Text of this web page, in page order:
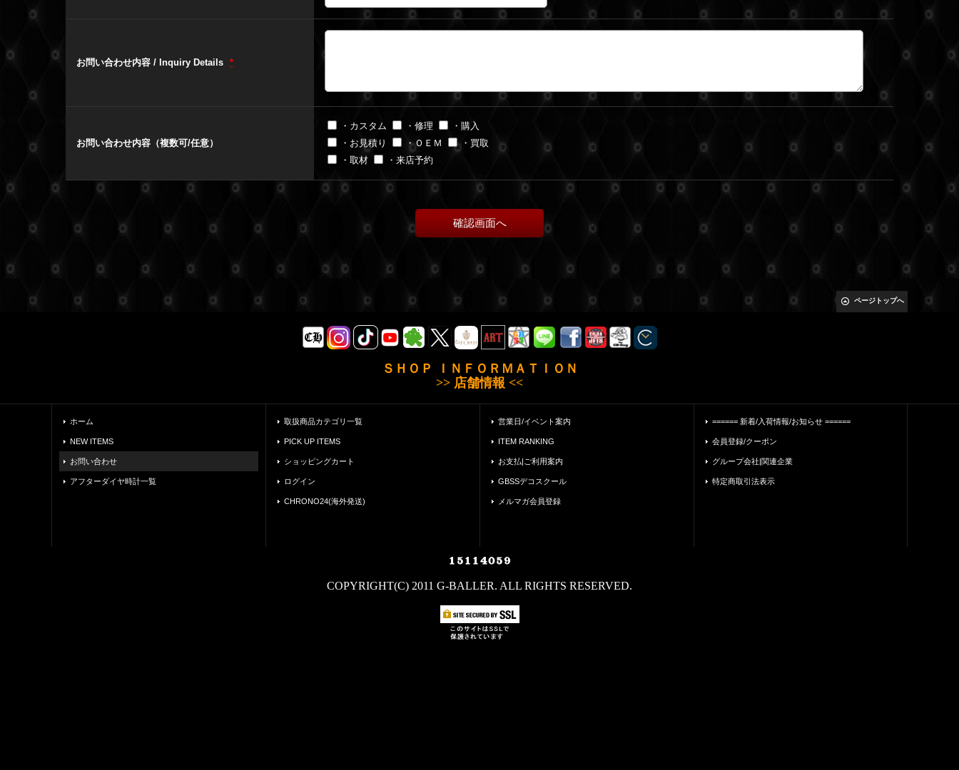
お問い合わせ内容 / Inquiry Details *
お問い合わせ内容（複数可/任意）
・カスタム ・修理
・購入
・お見積り
・ＯＥＭ
・買取
・取材
・来店予約
ページトップへ
ＳＨＯＰ ＩＮＦＯＲＭＡＴＩＯＮ
>> 店舗情報 <<
ホーム
NEW ITEMS
お問い合わせ
アフターダイヤ時計一覧
取扱商品カテゴリ一覧
PICK UP ITEMS
ショッピングカート
ログイン
CHRONO24(海外発送)
営業日/イベント案内
ITEM RANKING
お支払|ご利用案内
GBSSデコスクール
メルマガ会員登録
====== 新着/入荷情報/お知らせ ======
会員登録/クーポン
グループ会社|関連企業
特定商取引法表示
COPYRIGHT(C) 2011 G-BALLER. ALL RIGHTS RESERVED.